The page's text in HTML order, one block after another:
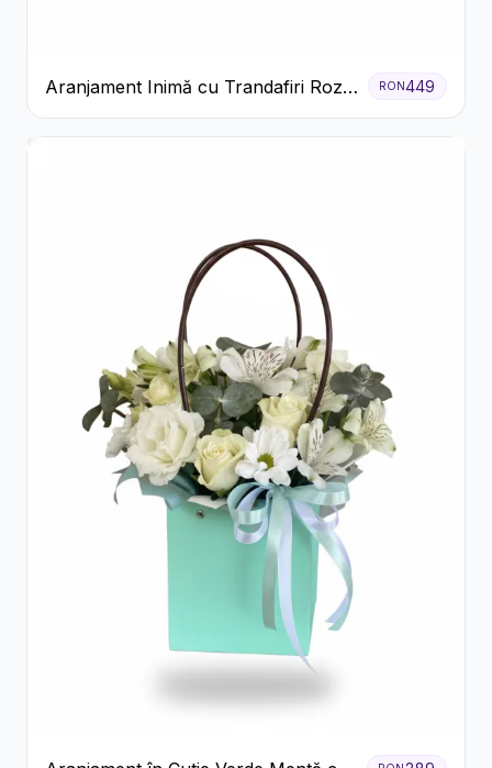
Aranjament Inimă cu Trandafiri Roz
și Gypsophila Albă
RON 449